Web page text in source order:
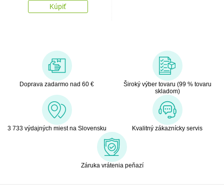
Kúpiť
Doprava zadarmo nad 60 €
Široký výber tovaru (99 % tovaru
skladom)
3 733 výdajných miest na Slovensku Kvalitný zákaznícky servis
Záruka vrátenia peňazí